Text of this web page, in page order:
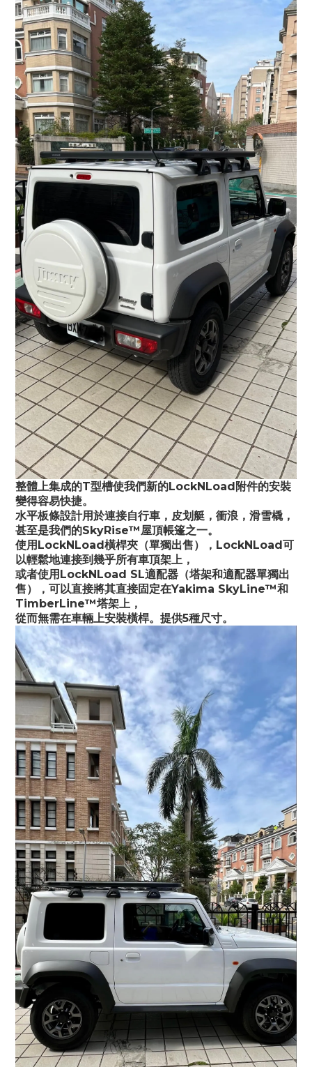
整體上集成的T型槽使我們新的LockNLoad附件的安裝
變得容易快捷。
水平板條設計用於連接自行車，皮划艇，衝浪，滑雪橇，
甚至是我們的SkyRise™屋頂帳篷之一。
使用LockNLoad橫桿夾（單獨出售），LockNLoad可
以輕鬆地連接到幾乎所有車頂架上，
或者使用LockNLoad SL適配器（塔架和適配器單獨出
售），可以直接將其直接固定在Yakima SkyLine™和
TimberLine™塔架上，
從而無需在車輛上安裝橫桿。提供5種尺寸。